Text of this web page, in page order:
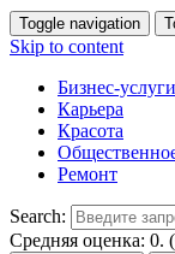
Toggle navigation
Skip to content
Бизнес-услуги
Карьера
Красота
Ремонт
Search:
Средняя оценка: 0.